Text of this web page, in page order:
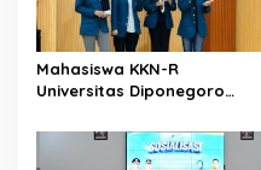
p
o
s
Mahasiswa KKN-R
Universitas Diponegoro
Pencegahan Pernikahan
Dini dan Stunting di Desa